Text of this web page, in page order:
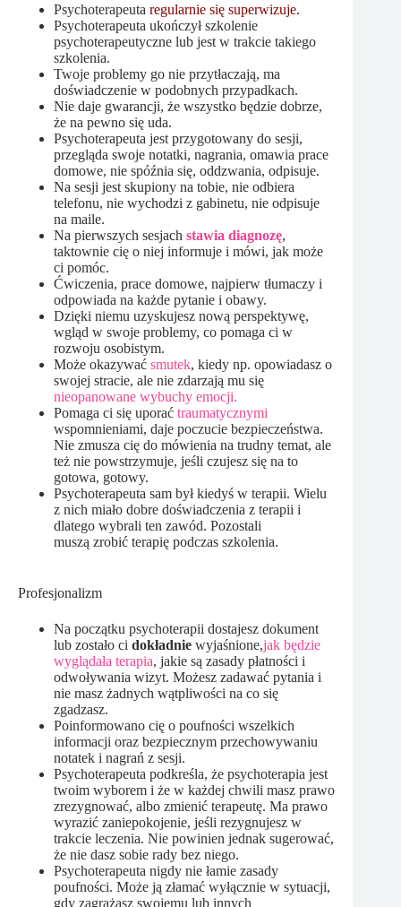
Psychoterapeuta regularnie się superwizuje.
Psychoterapeuta ukończył szkolenie
psychoterapeutyczne lub jest w trakcie takiego
szkolenia.
Twoje problemy go nie przytłaczają, ma
doświadczenie w podobnych przypadkach.
Nie daje gwarancji, że wszystko będzie dobrze,
że na pewno się uda.
Psychoterapeuta jest przygotowany do sesji,
przegląda swoje notatki, nagrania, omawia prace
domowe, nie spóźnia się, oddzwania, odpisuje.
Na sesji jest skupiony na tobie, nie odbiera
telefonu, nie wychodzi z gabinetu, nie odpisuje
na maile.
Na pierwszych sesjach stawia diagnozę,
taktownie cię o niej informuje i mówi, jak może
ci pomóc.
Ćwiczenia, prace domowe, najpierw tłumaczy i
odpowiada na każde pytanie i obawy.
Dzięki niemu uzyskujesz nową perspektywę,
wgląd w swoje problemy, co pomaga ci w
rozwoju osobistym.
Może okazywać smutek, kiedy np. opowiadasz o
swojej stracie, ale nie zdarzają mu się
nieopanowane wybuchy emocji.
Pomaga ci się uporać traumatycznymi
wspomnieniami, daje poczucie bezpieczeństwa.
Nie zmusza cię do mówienia na trudny temat, ale
też nie powstrzymuje, jeśli czujesz się na to
gotowa, gotowy.
Psychoterapeuta sam był kiedyś w terapii. Wielu
z nich miało dobre doświadczenia z terapii i
dlatego wybrali ten zawód. Pozostali
muszą zrobić terapię podczas szkolenia.
Profesjonalizm
Na początku psychoterapii dostajesz dokument
lub zostało ci dokładnie wyjaśnione,jak będzie
wyglądała terapia, jakie są zasady płatności i
odwoływania wizyt. Możesz zadawać pytania i
nie masz żadnych wątpliwości na co się
zgadzasz.
Poinformowano cię o poufności wszelkich
informacji oraz bezpiecznym przechowywaniu
notatek i nagrań z sesji.
Psychoterapeuta podkreśla, że psychoterapia jest
twoim wyborem i że w każdej chwili masz prawo
zrezygnować, albo zmienić terapeutę. Ma prawo
wyrazić zaniepokojenie, jeśli rezygnujesz w
trakcie leczenia. Nie powinien jednak sugerować,
że nie dasz sobie rady bez niego.
Psychoterapeuta nigdy nie łamie zasady
poufności. Może ją złamać wyłącznie w sytuacji,
gdy zagrażasz swojemu lub innych